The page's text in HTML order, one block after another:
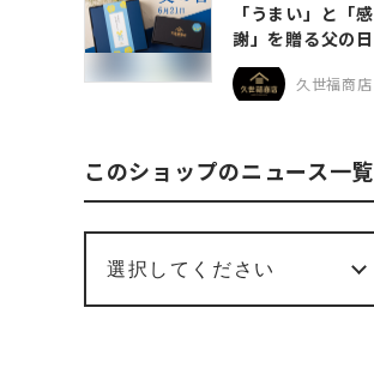
「うまい」と「感
謝」を贈る父の日
久世福商店
このショップのニュース一覧